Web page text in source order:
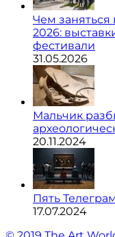
Чем
2026:
фестивали
31.05.2026
Мальчик
20.11.2024
Пять
17.07.2024